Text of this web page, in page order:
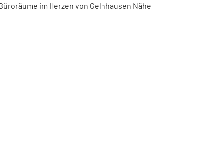
im Herzen von Gelnhausen Nähe